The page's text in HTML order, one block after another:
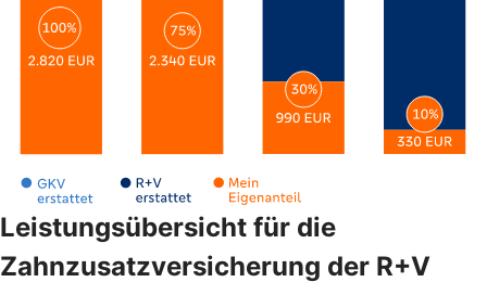
Leistungsübersicht für die
Zahnzusatzversicherung der R+V